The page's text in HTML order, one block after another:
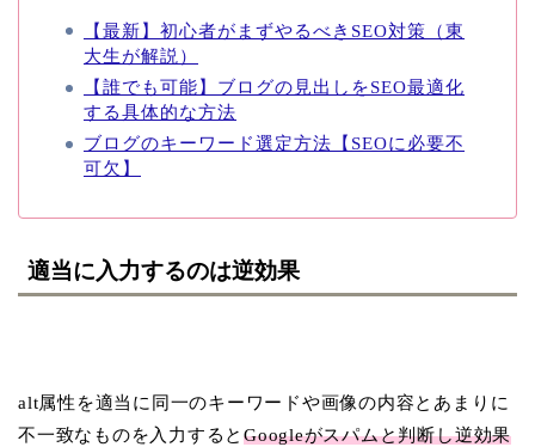
【最新】初心者がまずやるべきSEO対策（東
大生が解説）
【誰でも可能】ブログの見出しをSEO最適化
する具体的な方法
ブログのキーワード選定方法【SEOに必要不
可欠】
適当に入力するのは逆効果
alt属性を適当に同一のキーワードや画像の内容とあまりに
不一致なものを入力するとGoogleがスパムと判断し逆効果